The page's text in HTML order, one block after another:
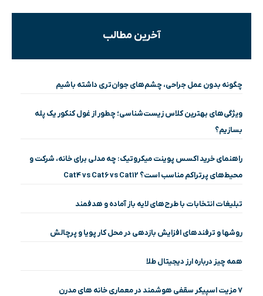
آخرین مطالب
چگونه بدون عمل جراحی، چشم‌های جوان‌تری داشته باشیم
ویژگی‌های بهترین کلاس زیست‌شناسی؛ چطور از غول کنکور یک پله
بسازیم؟
راهنمای خرید اکسس پوینت میکروتیک: چه مدلی برای خانه، شرکت و
محیط‌های پرتراکم مناسب است؟ Cat4 vs Cat6 vs Cat12
تبلیغات انتخابات با طرح‌های لایه باز آماده و هدفمند
روشها و ترفندهای افزایش بازدهی در محل کار پویا و پرچالش
همه چیز درباره ارز دیجیتال طلا
۷ مزیت اسپیکر سقفی هوشمند در معماری خانه‌ های مدرن